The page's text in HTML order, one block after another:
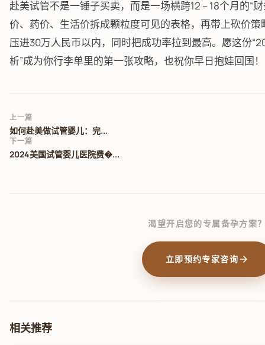
赴美试管不是一锤子买卖，而是一场横跨12 – 18个月的“
价、药价、生活价拆成颗粒度可见的表格，再带上砍价
压进30万人民币以内，同时把成功率拉到最高。愿这份
析”成为你行李单里的第一张攻略，也祝你早日抱娃回国！
上一篇
如何赴美做试管婴儿：完...
下一篇
2024美国试管婴儿医院费�...
渴望开启您的专属备孕方案
立即预约专家咨询 arrow_forward
相关推荐